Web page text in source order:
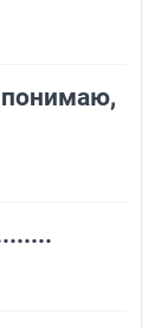
понимаю,